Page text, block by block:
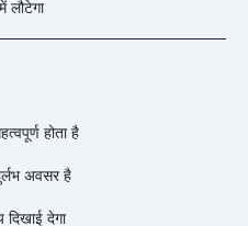
लौटेगा
होता है
अवसर है
देगा